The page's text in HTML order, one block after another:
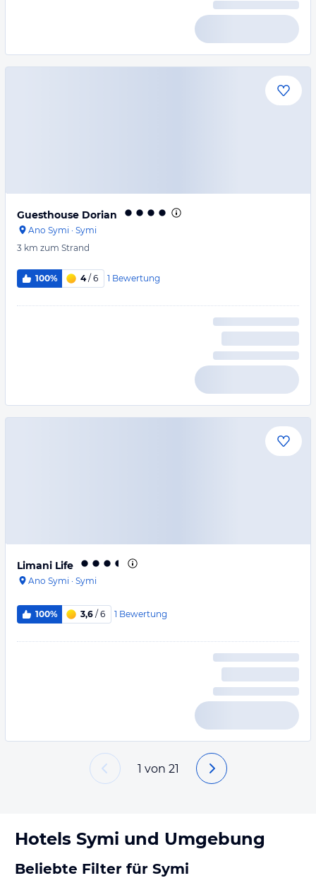
Guesthouse Dorian
Ano Symi · Symi
3 km zum Strand
100% 4/ 6 1 Bewertung
Limani Life
Ano Symi · Symi
100% 3,6 / 6 1 Bewertung
1 von 21
Hotels Symi und Umgebung
Beliebte Filter für Symi